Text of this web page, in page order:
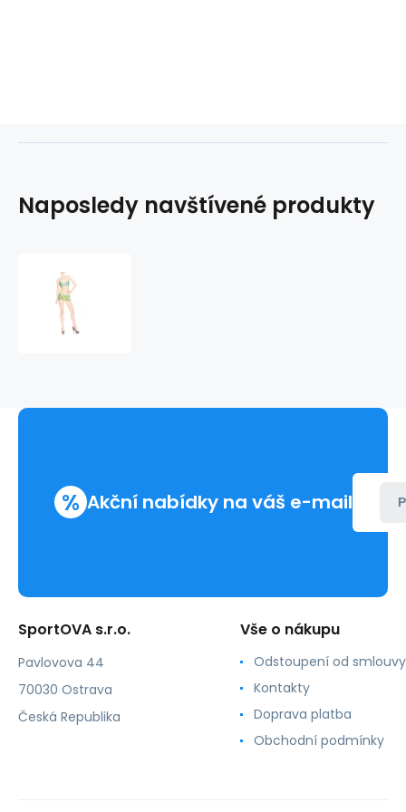
Naposledy navštívené produkty
% Akční nabídky na váš e-mail
SportOVA s.r.o.
Pavlovova 44
70030 Ostrava
Česká Republika
Vše o nákupu
Odstoupení od smlouvy
Kontakty
Doprava platba
Obchodní podmínky